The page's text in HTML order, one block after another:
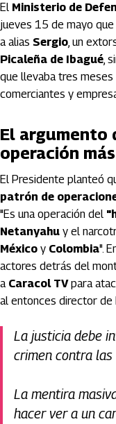
El Ministerio de
jueves 15 de mayo
a alias Sergio, un
Picaleña de Ibagué,
que llevaba tres
comerciantes y
El argumento
operación
El Presidente planteó
patrón de
"Es una operación del
Netanyahu y el
México y Colombia".
actores detrás del
a Caracol TVpara
al entonces director de
La justicia debe
crimen contra las
La mentira
hacer ver a un